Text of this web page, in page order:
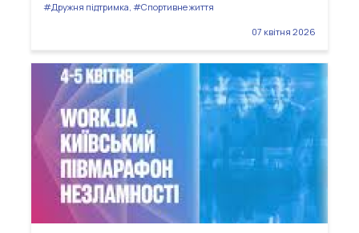
#Дружня підтримка, #Спортивне життя
07 квітня 2026